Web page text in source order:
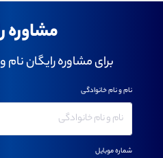
مشاوره
برای مشاوره رایگان نام
نام و نام خانوادگی
شماره موبایل